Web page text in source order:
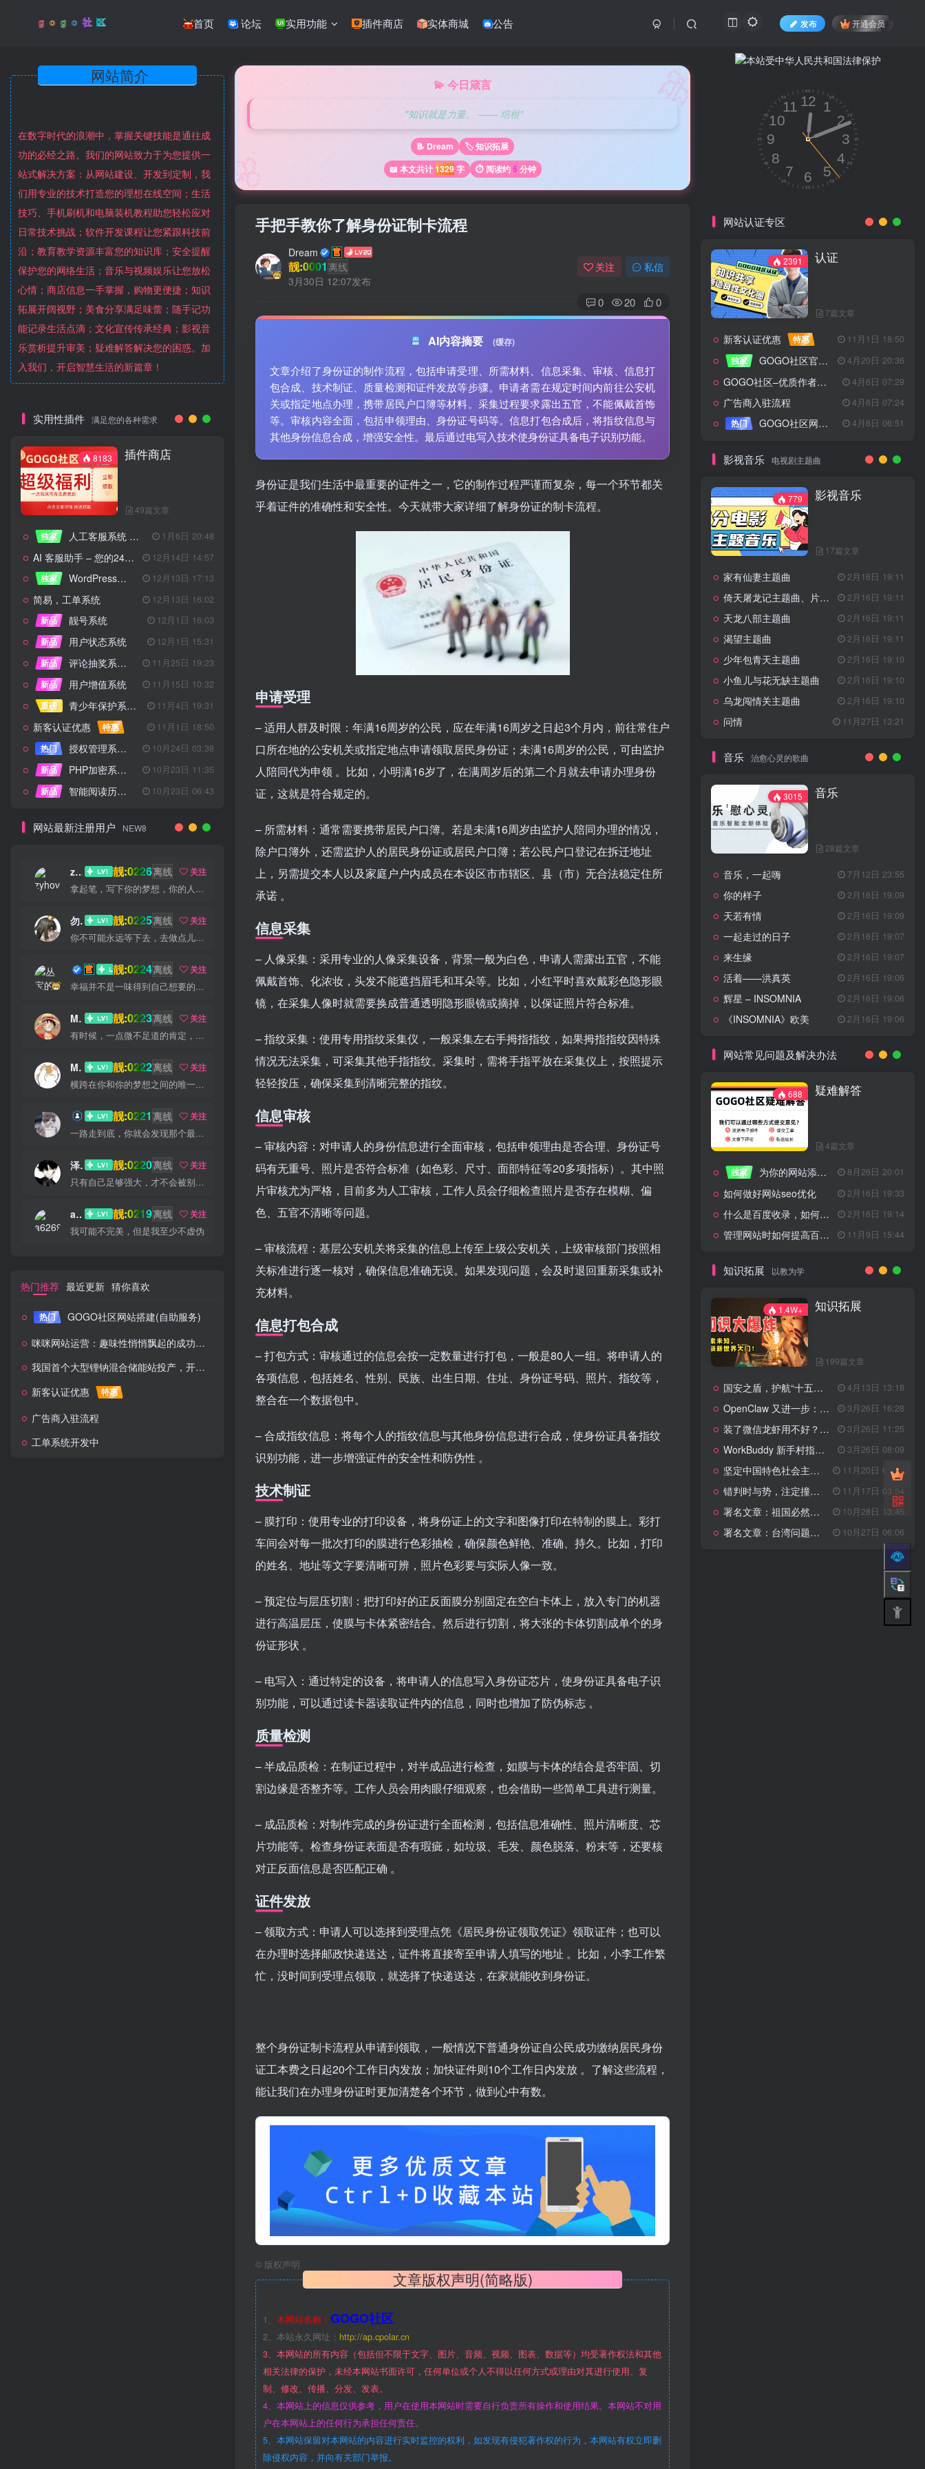
首页 论坛 实用功能 插件商店 实体商城 公告 发布 开通会员
在数字时代的浪潮中，掌握关键技能是通往成
功的必经之路。我们的网站致力于为您提供一
站式解决方案：从网站建设、开发到定制，我
们用专业的技术打造您的理想在线空间；生活
技巧、手机刷机和电脑装机教程助您轻松应对
日常技术挑战；软件开发课程让您紧跟科技前
沿；教育教学资源丰富您的知识库；安全提醒
保护您的网络生活；音乐与视频娱乐让您放松
心情；商店信息一手掌握，购物更便捷；知识
拓展开阔视野；美食分享满足味蕾；随手记功
能记录生活点滴；文化宣传传承经典；影视音
乐赏析提升审美；疑难解答解决您的困惑。加
入我们，开启智慧生活的新篇章！
实用性插件 满足您的各种需求
8183 插件商店
49篇文章
独家 人工客服系统 技术开发文档 1月6日 20:48
AI 客服助手 – 您的24/7智能客服专家
12月14日 14:57
独家
WordPress设备管理器插件 – 专业版 12月13日 17:13
简易，工单系统
12月13日 16:02
新品
靓号系统
12月1日 16:03
新品
用户状态系统
12月1日 15:31
新品
评论抽奖系统 – 完整功能详解
11月25日 19:23
新品
用户增值系统
11月15日 10:32
重磅
青少年保护系统 专为子比主题开发 11月4日 19:31
新客认证优惠 特惠
11月1日 18:50
热门
授权管理系统子比主题专版
10月24日 03:38
新品
PHP加密系统专业版
10月23日 11:35
新品
智能阅读历史系统 10月23日 06:43
网站最新注册用户 NEW8
zyhove 靓:0226离线
关注
拿起笔，写下你的梦想，你的人生就从此刻起航
勿听 靓:0225离线
关注
你不可能永远等下去，去做点儿什么，让一切成真
丛宝 靓:0224离线
关注
幸福并不是一味得到自己想要的，而是珍爱自己拥有的
MS-康娃 靓:0223离线
关注
有时候，一点微不足道的肯定，对我却意义非凡
Miss 先生 靓:0222离线
关注
横跨在你和你的梦想之间的唯一的东西就是奋力拼搏
猫小白 靓:0221 离线
关注
一路走到底，你就会发现那个最佳出口
泽宇 靓:0220离线
关注
只有自己足够强大，才不会被别人践踏
a626911 靓:0219离线
关注
我可能不完美，但是我至少不虚伪
热门推荐 最近更新 猜你喜欢
热门
GOGO社区网站搭建(自助服务)
咪咪网站运营：趣味性悄悄飘起的成功风头
我国首个大型锂钠混合储能站投产，开启储能新时代
新客认证优惠
特惠
广告商入驻流程
工单系统开发中
🎀
🌸
💫 今日箴言
"知识就是力量。 —— 培根"
📝 Dream
🏷️ 知识拓展
📖 本文共计1329字 ⏱️ 阅读约5 分钟
手把手教你了解身份证制卡流程
Dream
靓:0001 离线
3月30日 12:07发布
关注 私信
0 20 0
AI内容摘要 (缓存)
文章介绍了身份证的制作流程，包括申请受理、所需材料、信息采集、审核、信息打
包合成、技术制证、质量检测和证件发放等步骤。申请者需在规定时间内前往公安机
关或指定地点办理，携带居民户口簿等材料。采集过程要求露出五官，不能佩戴首饰
等。审核内容全面，包括申领理由、身份证号码等。信息打包合成后，将指纹信息与
其他身份信息合成，增强安全性。最后通过电写入技术使身份证具备电子识别功能。
身份证是我们生活中最重要的证件之一，它的制作过程严谨而复杂，每一个环节都关
乎着证件的准确性和安全性。今天就带大家详细了解身份证的制卡流程。
申请受理
– 适用人群及时限：年满16周岁的公民，应在年满16周岁之日起3个月内，前往常住户
口所在地的公安机关或指定地点申请领取居民身份证；未满16周岁的公民，可由监护
人陪同代为申领 。比如，小明满16岁了，在满周岁后的第二个月就去申请办理身份
证，这就是符合规定的。
– 所需材料：通常需要携带居民户口簿。若是未满16周岁由监护人陪同办理的情况，
除户口簿外，还需监护人的居民身份证或居民户口簿；若公民户口登记在拆迁地址
上，另需提交本人以及家庭户户内成员在本设区市市辖区、县（市）无合法稳定住所
承诺 。
信息采集
– 人像采集：采用专业的人像采集设备，背景一般为白色，申请人需露出五官，不能
佩戴首饰、化浓妆，头发不能遮挡眉毛和耳朵等。比如，小红平时喜欢戴彩色隐形眼
镜，在采集人像时就需要换成普通透明隐形眼镜或摘掉，以保证照片符合标准。
– 指纹采集：使用专用指纹采集仪，一般采集左右手拇指指纹，如果拇指指纹因特殊
情况无法采集，可采集其他手指指纹。采集时，需将手指平放在采集仪上，按照提示
轻轻按压，确保采集到清晰完整的指纹。
信息审核
– 审核内容：对申请人的身份信息进行全面审核，包括申领理由是否合理、身份证号
码有无重号、照片是否符合标准（如色彩、尺寸、面部特征等20多项指标）。其中照
片审核尤为严格，目前多为人工审核，工作人员会仔细检查照片是否存在模糊、偏
色、五官不清晰等问题。
– 审核流程：基层公安机关将采集的信息上传至上级公安机关，上级审核部门按照相
关标准进行逐一核对，确保信息准确无误。如果发现问题，会及时退回重新采集或补
充材料。
信息打包合成
– 打包方式：审核通过的信息会按一定数量进行打包，一般是80人一组。将申请人的
各项信息，包括姓名、性别、民族、出生日期、住址、身份证号码、照片、指纹等，
整合在一个数据包中。
– 合成指纹信息：将每个人的指纹信息与其他身份信息进行合成，使身份证具备指纹
识别功能，进一步增强证件的安全性和防伪性 。
技术制证
– 膜打印：使用专业的打印设备，将身份证上的文字和图像打印在特制的膜上。彩打
车间会对每一批次打印的膜进行色彩抽检，确保颜色鲜艳、准确、持久。比如，打印
的姓名、地址等文字要清晰可辨，照片色彩要与实际人像一致。
– 预定位与层压切割：把打印好的正反面膜分别固定在空白卡体上，放入专门的机器
进行高温层压，使膜与卡体紧密结合。然后进行切割，将大张的卡体切割成单个的身
份证形状 。
– 电写入：通过特定的设备，将申请人的信息写入身份证芯片，使身份证具备电子识
别功能，可以通过读卡器读取证件内的信息，同时也增加了防伪标志 。
质量检测
– 半成品质检：在制证过程中，对半成品进行检查，如膜与卡体的结合是否牢固、切
割边缘是否整齐等。工作人员会用肉眼仔细观察，也会借助一些简单工具进行测量。
– 成品质检：对制作完成的身份证进行全面检测，包括信息准确性、照片清晰度、芯
片功能等。检查身份证表面是否有瑕疵，如垃圾、毛发、颜色脱落、粉末等，还要核
对正反面信息是否匹配正确 。
证件发放
– 领取方式：申请人可以选择到受理点凭《居民身份证领取凭证》领取证件；也可以
在办理时选择邮政快递送达，证件将直接寄至申请人填写的地址 。比如，小李工作繁
忙，没时间到受理点领取，就选择了快递送达，在家就能收到身份证。
整个身份证制卡流程从申请到领取，一般情况下普通身份证自公民成功缴纳居民身份
证工本费之日起20个工作日内发放；加快证件则10个工作日内发放 。了解这些流程，
能让我们在办理身份证时更加清楚各个环节，做到心中有数。
© 版权声明
文章版权声明(简略版)
1、 本网站名称： GOGO社区
2、本站永久网址： http://ap.cpolar.cn
3、本网站的所有内容（包括但不限于文字、图片、音频、视频、图表、数据等）均受著作权法和其他
相关法律的保护，未经本网站书面许可，任何单位或个人不得以任何方式或理由对其进行使用、复
制、修改、传播、分发、发表。
4、本网站上的信息仅供参考，用户在使用本网站时需要自行负责所有操作和使用结果。本网站不对用
户在本网站上的任何行为承担任何责任。
5、本网站保留对本网站的内容进行实时监控的权利，如发现有侵犯著作权的行为，本网站有权立即删
除侵权内容，并向有关部门举报。
网站认证专区
2391 认证
7篇文章
新客认证优惠 特惠
11月1日 18:50
独家
GOGO社区官方成员认证 4月20日 20:36
GOGO社区–优质作者认证 4月6日 07:29
广告商入驻流程
4月6日 07:24
热门
GOGO社区网站搭建(自助服务) 4月6日 06:51
影视音乐 电视剧主题曲
779 影视音乐
17篇文章
家有仙妻主题曲 2月16日 19:11
倚天屠龙记主题曲、片头曲 2月16日 19:11
天龙八部主题曲 2月16日 19:11
渴望主题曲 2月16日 19:11
少年包青天主题曲 2月16日 19:10
小鱼儿与花无缺主题曲 2月16日 19:10
乌龙闯情关主题曲 2月16日 19:10
问情 11月27日 13:21
音乐 治愈心灵的歌曲
3015 音乐
28篇文章
音乐，一起嗨 7月12日 23:55
你的样子 2月16日 19:09
天若有情 2月16日 19:09
一起走过的日子 2月16日 19:07
来生缘 2月16日 19:07
活着——洪真英 2月16日 19:06
辉星 – INSOMNIA 2月16日 19:06
《INSOMNIA》欧美 2月16日 19:06
网站常见问题及解决办法
688 疑难解答
4篇文章
独家 为你的网站添加百度登录 8月26日 20:01
如何做好网站seo优化 2月16日 19:33
什么是百度收录，如何提高收录量？ 2月16日 19:14
管理网站时如何提高百度权重？ 11月9日 15:44
知识拓展 以教为学
1.4W+ 知识拓展
199篇文章
国安之盾，护航“十五五”新征程 4月13日 13:18
OpenClaw 又进一步：微信直连+安全检测+版本切换 3月26日 16:28
装了微信龙虾用不好？3步让你轻松指挥AI干活！ 3月26日 11:25
WorkBuddy 新手村指南：10 个核心技巧帮你解锁满级虾🦞！ 3月26日 08:09
坚定中国特色社会主义法治的政治定力 11月20日 06:24
错判时与势，注定撞南墙 11月17日 03:54
署名文章：祖国必然统一势不可挡 10月28日 13:45
署名文章：台湾问题的由来和性质 10月27日 06:06